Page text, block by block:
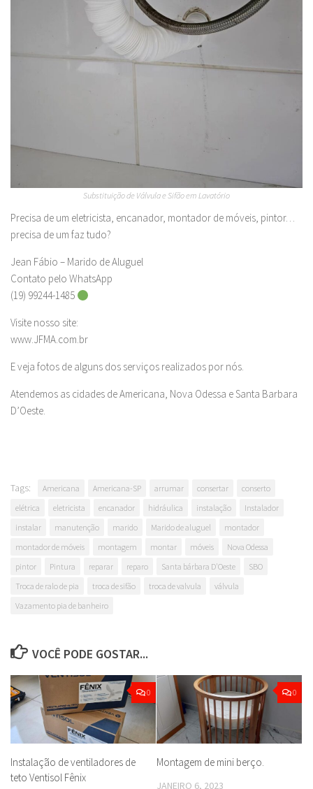
Substituição de Válvula e Sifão em Lavatório
Precisa de um eletricista, encanador, montador de móveis, pintor…
precisa de um faz tudo?
Jean Fábio – Marido de Aluguel
Contato pelo WhatsApp
(19) 99244-1485
Visite nosso site:
www.JFMA.com.br
E veja fotos de alguns dos serviços realizados por nós.
Atendemos as cidades de Americana, Nova Odessa e Santa Barbara
D’Oeste.
Tags: Americana Americana-SP arrumar consertar
conserto
elétrica
eletricista encanador hidráulica instalação
Instalador
instalar
manutenção marido Marido de aluguel
montador
montador de móveis
montagem montar móveis
Nova Odessa
pintor
Pintura reparar reparo Santa bárbara D'Oeste
SBO
Troca de ralo de pia
troca de sifão troca de valvula
válvula
Vazamento pia de banheiro
VOCÊ PODE GOSTAR...
0
Instalação de ventiladores de
teto Ventisol Fênix
0
Montagem de mini berço.
JANEIRO 6, 2023